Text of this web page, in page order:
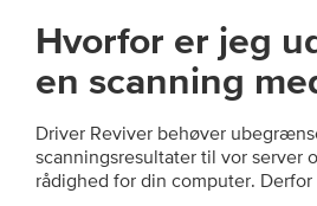
Hvorfor er jeg
en scanning
Driver Reviver behøver
scanningsresultater til vor server
rådighed for din computer.